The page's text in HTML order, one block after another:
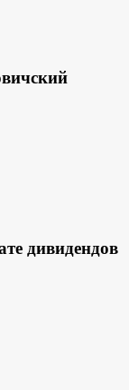
дивидендов